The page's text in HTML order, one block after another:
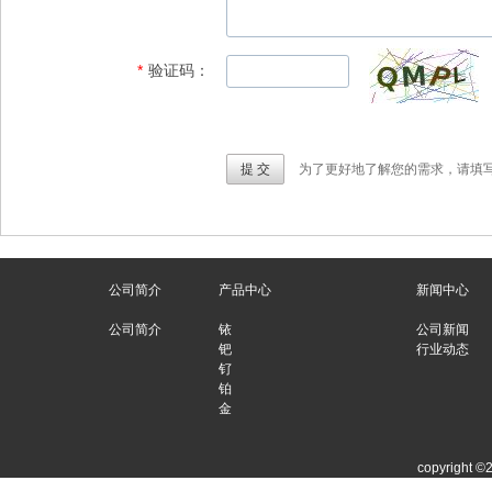
* 验证码：
为了更好地了解您的需求，请填
公司简介 产品中心 新闻中心
公司简介 铱
公司新闻
钯
行业动态
钌
铂
金
copyright